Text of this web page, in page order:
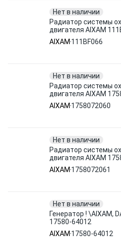
Нет в наличии
Радиатор системы
двигателя AIXAM
AIXAM 111BF066
Нет в наличии
Радиатор системы
двигателя AIXAM
AIXAM 1758072060
Нет в наличии
Радиатор системы
двигателя AIXAM
AIXAM 1758072061
Нет в наличии
Генератор ! \AIXAM,
17580-64012
AIXAM 17580-64012